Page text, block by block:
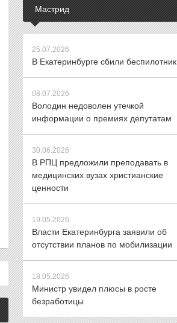
Мастрид
25.07.2026
В Екатеринбурге сбили беспилотник
08.07.2026
Володин недоволен утечкой
информации о премиях депутатам
30.06.2026
В РПЦ предложили преподавать в
медицинских вузах христианские
ценности
19.05.2026
Власти Екатеринбурга заявили об
отсутствии планов по мобилизации
18.05.2026
Министр увидел плюсы в росте
безработицы